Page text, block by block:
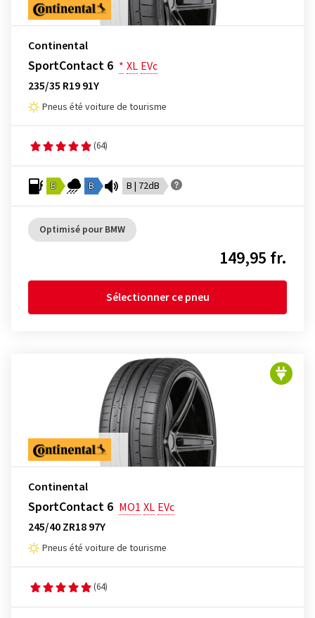
Continental
SportContact 6 * XL EVc
235/35 R19 91Y
Pneus été voiture de tourisme
(64)
B B B | 72dB
Optimisé pour BMW
149,95 fr.
Sélectionner ce pneu
Continental
SportContact 6 MO1 XL EVc
245/40 ZR18 97Y
Pneus été voiture de tourisme
(64)